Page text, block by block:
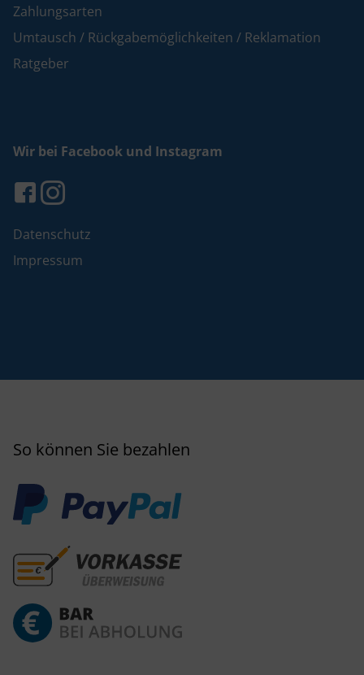
Zahlungsarten
Umtausch / Rückgabemöglichkeiten / Reklamation
Ratgeber
Wir bei Facebook und Instagram
Datenschutz
Impressum
So können Sie bezahlen